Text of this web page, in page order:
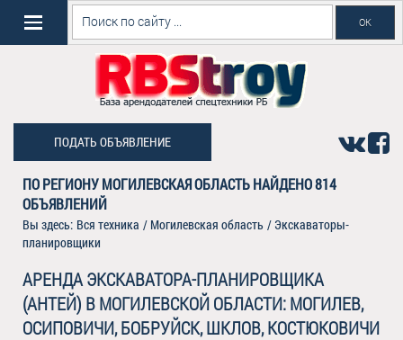
ПОДАТЬ ОБЪЯВЛЕНИЕ
ПО РЕГИОНУ МОГИЛЕВСКАЯ ОБЛАСТЬ НАЙДЕНО814
ОБЪЯВЛЕНИЙ
Вы здесь: Вся техника / Могилевская область / Экскаваторы-
планировщики
АРЕНДА ЭКСКАВАТОРА-ПЛАНИРОВЩИКА
(АНТЕЙ) В МОГИЛЕВСКОЙ ОБЛАСТИ: МОГИЛЕВ,
ОСИПОВИЧИ, БОБРУЙСК, ШКЛОВ, КОСТЮКОВИЧИ